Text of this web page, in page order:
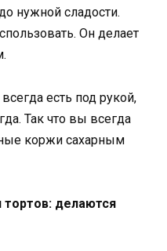
нужной сладости.
Он делает
есть под рукой,
Так что вы всегда
коржи сахарным
тортов: делаются